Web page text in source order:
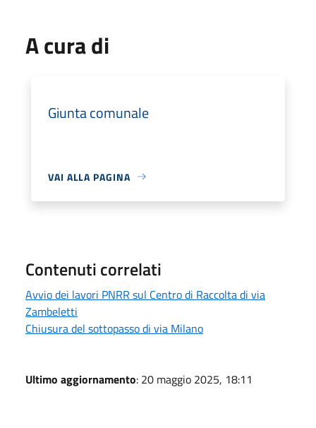
A cura di
Giunta comunale
VAI ALLA PAGINA
Contenuti correlati
Avvio dei lavori PNRR sul Centro di Raccolta di via
Zambeletti
Chiusura del sottopasso di via Milano
Ultimo aggiornamento: 20 maggio 2025, 18:11